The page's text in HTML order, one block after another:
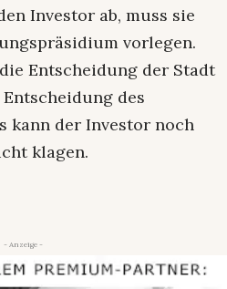
Investor ab, muss sie
vorlegen.
Entscheidung der Stadt
des
kann der Investor noch
klagen.
- Anzeige -